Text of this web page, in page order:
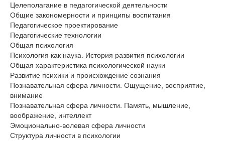
Целеполагание в педагогической деятельности
Общие закономерности и принципы воспитания
Педагогическое проектирование
Педагогические технологии
Общая психология
Психология как наука. История развития психологии
Общая характеристика психологической науки
Развитие психики и происхождение сознания
Познавательная сфера личности. Ощущение, восприятие,
внимание
Познавательная сфера личности. Память, мышление,
воображение, интеллект
Эмоционально-волевая сфера личности
Структура личности в психологии